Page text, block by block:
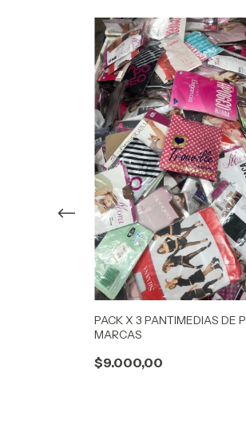
PACK X 3 PANTIMEDIAS DE
MARCAS
$9.000,00